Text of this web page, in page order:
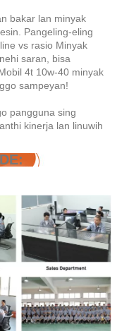
bakar lan minyak
Pangeling-eling
vs rasio Minyak
saran, bisa
4t 10w-40 minyak
sampeyan!
pangguna sing
kinerja lan linuwih